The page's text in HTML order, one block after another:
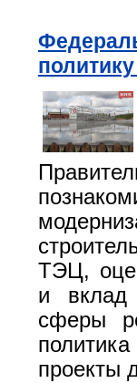
ТЭЦ,
и вклад
сферы
проекты